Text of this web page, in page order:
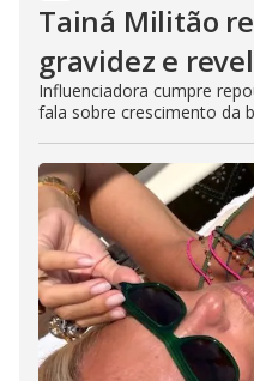
Tainá Militão
gravidez e
Influenciadora cumpre
fala sobre crescimento da